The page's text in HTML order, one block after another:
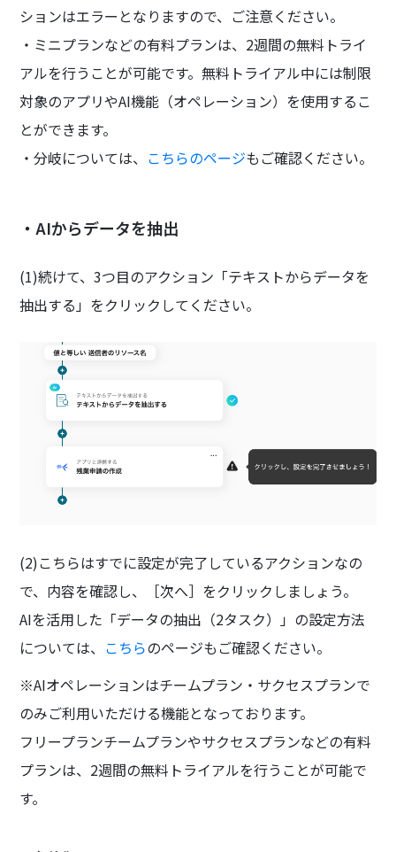
ションはエラーとなりますので、ご注意ください。
・ミニプランなどの有料プランは、2週間の無料トライ
アルを行うことが可能です。無料トライアル中には制限
対象のアプリやAI機能（オペレーション）を使用するこ
とができます。
・分岐については、 こちらのページもご確認ください。
・AIからデータを抽出
(1)続けて、3つ目のアクション「テキストからデータを
抽出する」をクリックしてください。
(2)こちらはすでに設定が完了しているアクションなの
で、内容を確認し、［次へ］をクリックしましょう。
AIを活用した「データの抽出（2タスク）」の設定方法
については、 こちらのページもご確認ください。
※AIオペレーションはチームプラン・サクセスプランで
のみご利用いただける機能となっております。
フリープランチームプランやサクセスプランなどの有料
プランは、2週間の無料トライアルを行うことが可能で
す。